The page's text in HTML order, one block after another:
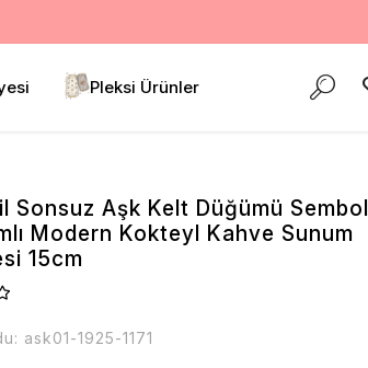
Pleksi Ürünler
Sonsuz Aşk Kelt Düğümü Sembol
Modern Kokteyl Kahve Sunum
15cm
ask01-1925-1171